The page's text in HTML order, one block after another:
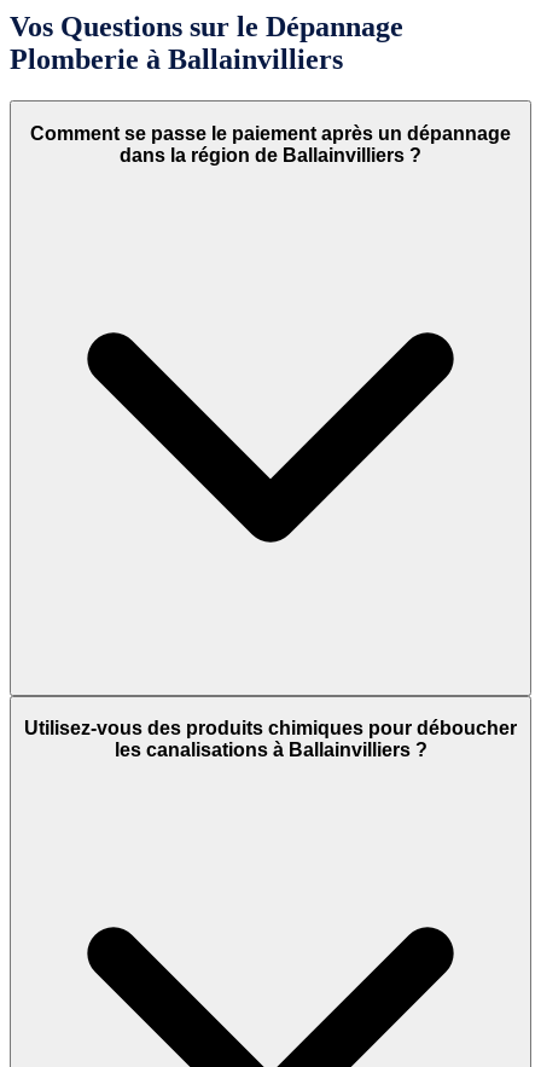
Vos Questions sur le Dépannage
Plomberie à Ballainvilliers
Comment se passe le paiement après un dépannage
dans la région de Ballainvilliers ?
Utilisez-vous des produits chimiques pour déboucher
les canalisations à Ballainvilliers ?